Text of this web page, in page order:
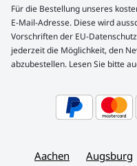
Für die Bestellung unseres
E-Mail-Adresse. Diese wird
Vorschriften der EU-
jederzeit die Möglichkeit, den
abzubestellen. Lesen Sie bitte
Aachen Augsburg